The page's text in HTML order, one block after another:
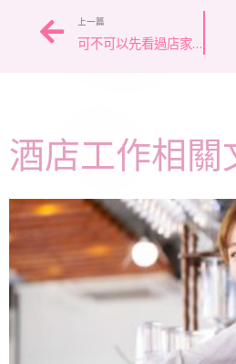
上一篇
可不可以先看過店家再決定要不要上班嗎？
酒店工作相關